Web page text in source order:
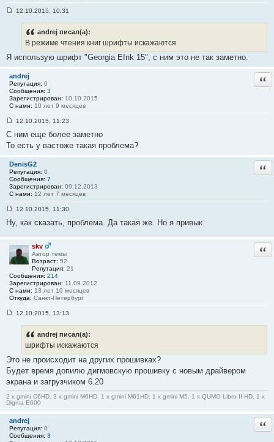
н
и
е
#
4
3
12.10.2015, 10:31
andrej писал(а):
В режиме чтения книг шрифты искажаются
Я использую шрифт "Georgia EInk 15", с ним это не так заметно.
andrej
Репутация: 0
Сообщения: 3
Зарегистрирован: 10.10.2015
С нами: 10 лет 9 месяцев
о
б
щ
е
н
и
е
#
4
12.10.2015, 11:23
С ним еще более заметно
То есть у вастоже такая проблема?
DenisG2
Репутация: 0
Сообщения: 7
Зарегистрирован: 09.12.2013
С нами: 12 лет 7 месяцев
о
о
б
щ
е
н
и
е
#
4
5
12.10.2015, 11:30
Ну, как сказать, проблема. Да такая же. Но я привык.
skv
Автор темы
Возраст: 52
Репутация: 21
Сообщения: 214
Зарегистрирован: 11.09.2012
С нами: 13 лет 10 месяцев
Откуда: Санкт-Петербург
н
и
е
#
4
6
12.10.2015, 13:13
andrej писал(а):
шрифты искажаются
Это не происходит на других прошивках?
Будет время допилю дигмовскую прошивку с новым драйвером
экрана и загрузчиком 6.20
2 x gmini C6HD, 3 x gmini M6HD, 1 x gmini M61HD, 1 x gmini M5, 1 x QUMO Libro II HD, 1 x
Digma E600
andrej
Репутация: 0
Сообщения: 3